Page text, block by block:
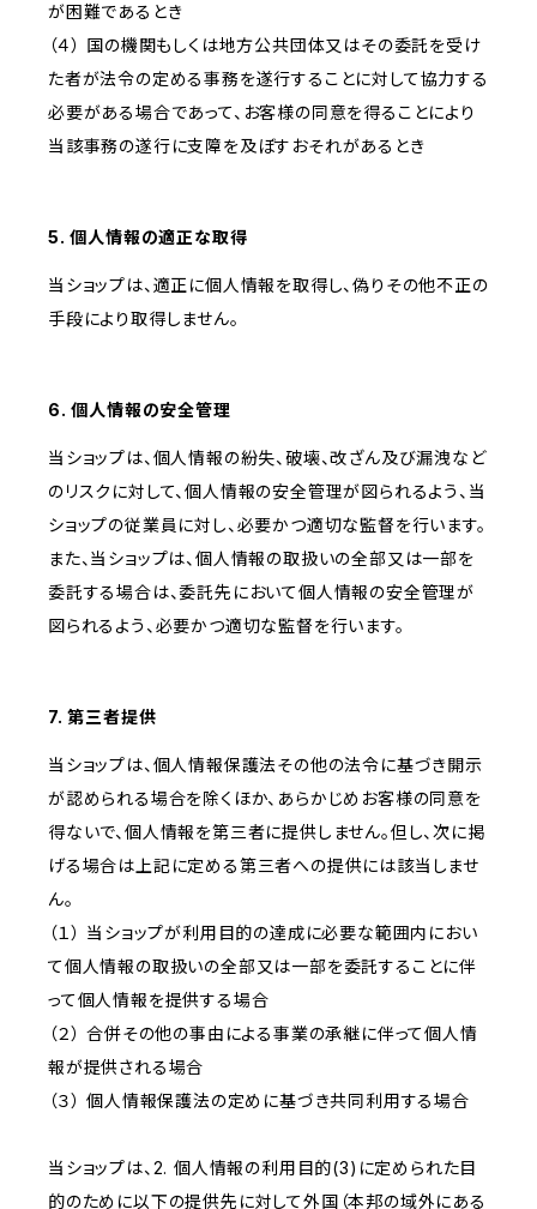
が困難であるとき
（４） 国の機関もしくは地方公共団体又はその委託を受け
た者が法令の定める事務を遂行することに対して協力する
必要がある場合であって、お客様の同意を得ることにより
当該事務の遂行に支障を及ぼすおそれがあるとき
5. 個人情報の適正な取得
当ショップは、適正に個人情報を取得し、偽りその他不正の
手段により取得しません。
6. 個人情報の安全管理
当ショップは、個人情報の紛失、破壊、改ざん及び漏洩など
のリスクに対して、個人情報の安全管理が図られるよう、当
ショップの従業員に対し、必要かつ適切な監督を行います。
また、当ショップは、個人情報の取扱いの全部又は一部を
委託する場合は、委託先において個人情報の安全管理が
図られるよう、必要かつ適切な監督を行います。
7. 第三者提供
当ショップは、個人情報保護法その他の法令に基づき開示
が認められる場合を除くほか、あらかじめお客様の同意を
得ないで、個人情報を第三者に提供しません。但し、次に掲
げる場合は上記に定める第三者への提供には該当しませ
ん。
（１） 当ショップが利用目的の達成に必要な範囲内におい
て個人情報の取扱いの全部又は一部を委託することに伴
って個人情報を提供する場合
（２） 合併その他の事由による事業の承継に伴って個人情
報が提供される場合
（３） 個人情報保護法の定めに基づき共同利用する場合
当ショップは、2. 個人情報の利用目的(3)に定められた目
的のために以下の提供先に対して外国（本邦の域外にある